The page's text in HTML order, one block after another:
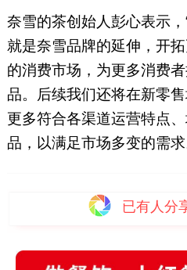
奈雪的茶创始人彭心表示
就是奈雪品牌的延伸，开
的消费市场，为更多消费
品。后续我们还将在新零
更多符合各渠道运营特点
品，以满足市场多变的需求
已有 人分